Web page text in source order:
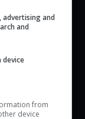
degli
advertising and
and
device
from
device